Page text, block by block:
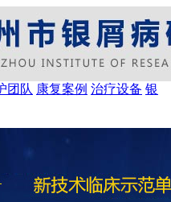
团队 康复案例 治疗设备 银